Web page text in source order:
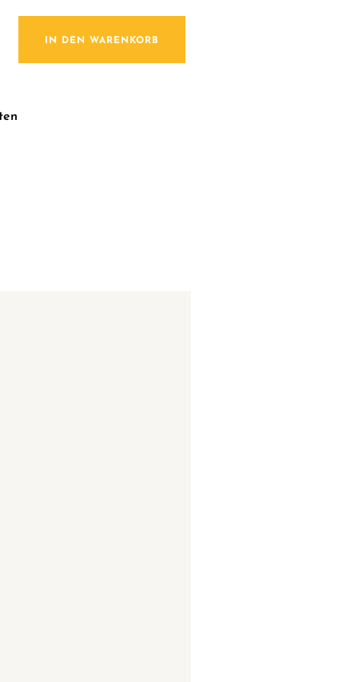
/ Riiing Rot Menge
IN DEN WARENKORB